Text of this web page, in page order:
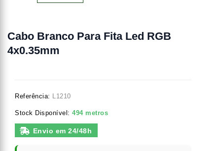
Cabo Branco Para Fita Led RGB
4x0.35mm
Referência: L1210
Stock Disponível: 494 metros
Envio em 24/48h